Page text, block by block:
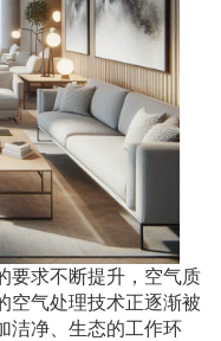
要求不断提升，空气质
空气处理技术正逐渐被
洁净、生态的工作环